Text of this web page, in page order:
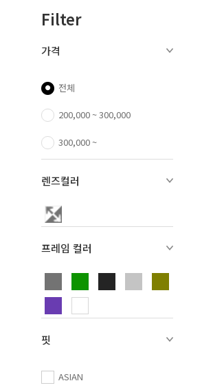
Filter
가격
전체
200,000 ~ 300,000
300,000 ~
렌즈컬러
프레임 컬러
핏
ASIAN